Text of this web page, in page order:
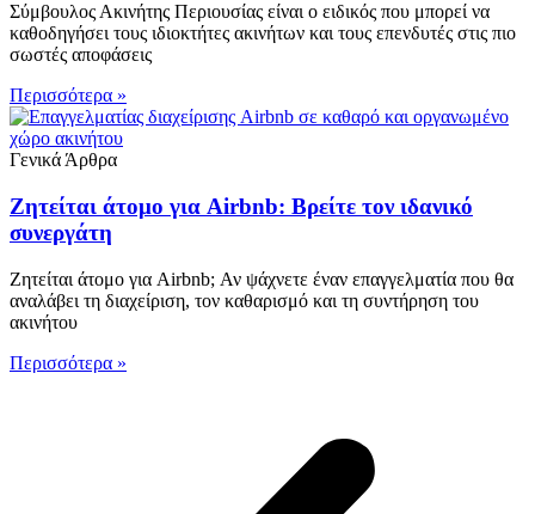
Σύμβουλος Ακινήτης Περιουσίας είναι ο ειδικός που μπορεί να
καθοδηγήσει τους ιδιοκτήτες ακινήτων και τους επενδυτές στις πιο
σωστές αποφάσεις
Περισσότερα »
Γενικά Άρθρα
Ζητείται άτομο για Airbnb: Βρείτε τον ιδανικό
συνεργάτη
Ζητείται άτομο για Airbnb; Αν ψάχνετε έναν επαγγελματία που θα
αναλάβει τη διαχείριση, τον καθαρισμό και τη συντήρηση του
ακινήτου
Περισσότερα »